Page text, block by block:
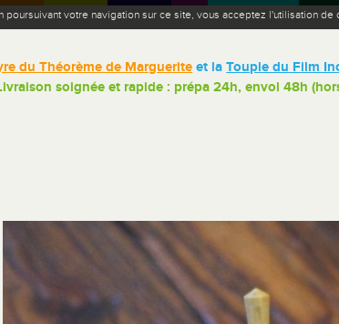
poursuivant votre navigation sur ce site, vous acceptez l'utilisation
du Théorème de Marguerite et laToupie du Film
soignée et rapide : prépa 24h, envoi 48h